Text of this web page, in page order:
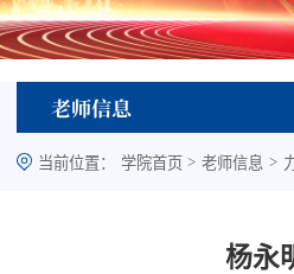
老师信息
当前位置： 学院首页 > 老师信息 >
杨永